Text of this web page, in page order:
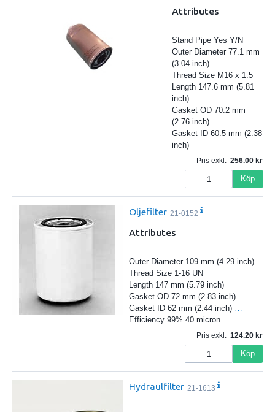
Attributes
Stand Pipe Yes Y/N
Outer Diameter 77.1 mm
(3.04 inch)
Thread Size M16 x 1.5
Length 147.6 mm (5.81
inch)
Gasket OD 70.2 mm
(2.76 inch) …
Gasket ID 60.5 mm (2.38
inch)
Pris exkl. 256.00
Köp
Oljefilter 21-0152
Attributes
Outer Diameter 109 mm (4.29 inch)
Thread Size 1-16 UN
Length 147 mm (5.79 inch)
Gasket OD 72 mm (2.83 inch)
Gasket ID 62 mm (2.44 inch) …
Efficiency 99% 40 micron
Pris exkl. 124.20
Köp
Hydraulfilter 21-1613